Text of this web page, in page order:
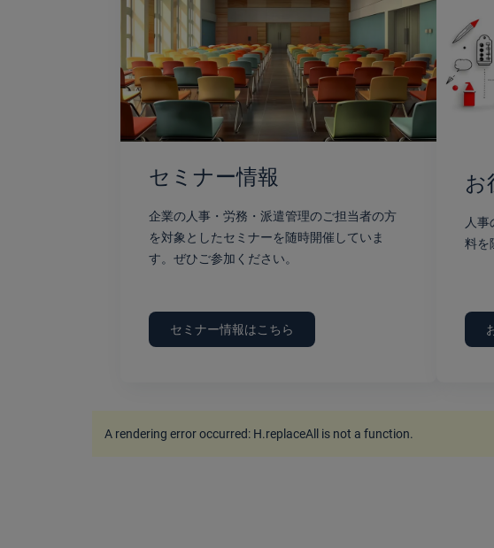
セミナー情報
企業の人事・労務・派遣管理のご担当者の方
を対象としたセミナーを随時開催していま
す。ぜひご参加ください。
セミナー情報はこちら
お
人
料を
A rendering error occurred: H.replaceAll is not a function.